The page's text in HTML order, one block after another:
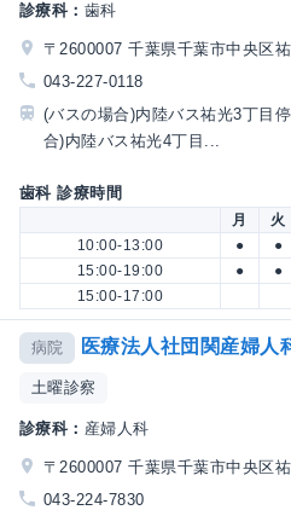
診療科： 歯科
〒2600007 千葉県千葉市中央区
043-227-0118
(バスの場合)内陸バス祐光3丁目
合)内陸バス祐光4丁目...
歯科 診療時間
月 火
10:00-13:00
● ●
15:00-19:00
● ●
15:00-17:00
病院 医療法人社団関産婦人
土曜診察
診療科： 産婦人科
〒2600007 千葉県千葉市中央区
043-224-7830